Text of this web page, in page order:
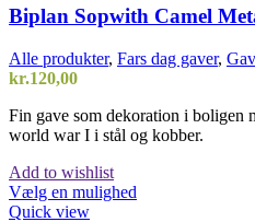
Biplan Sopwith Camel
Alle produkter, Fars dag gaver,
kr.120,00
Fin gave som dekoration i boligen
world war I i stål og kobber.
Add to wishlist
Vælg en mulighed
Quick view